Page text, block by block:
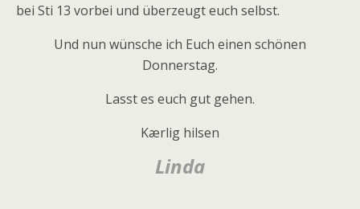
bei Sti 13 vorbei und überzeugt euch selbst.
Und nun wünsche ich Euch einen schönen
Donnerstag.
Lasst es euch gut gehen.
Kærlig hilsen
Linda